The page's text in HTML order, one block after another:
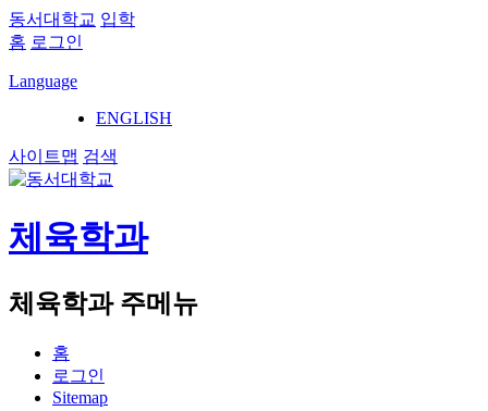
동서대학교 입학
홈 로그인
Language
ENGLISH
사이트맵 검색
체육학과
체육학과 주메뉴
홈
로그인
Sitemap